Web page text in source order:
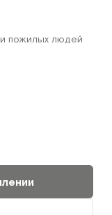
и пожилых людей